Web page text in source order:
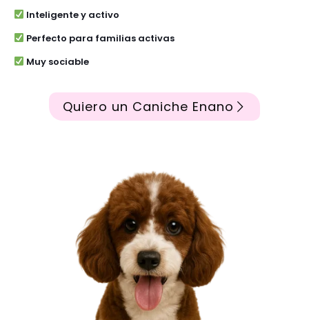
Inteligente y activo
Perfecto para familias activas
Muy sociable
Quiero un Caniche Enano